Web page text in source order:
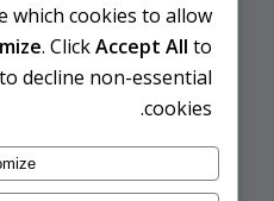
which cookies to allow
. ClickAccept All to
to decline non-essential
cookies.